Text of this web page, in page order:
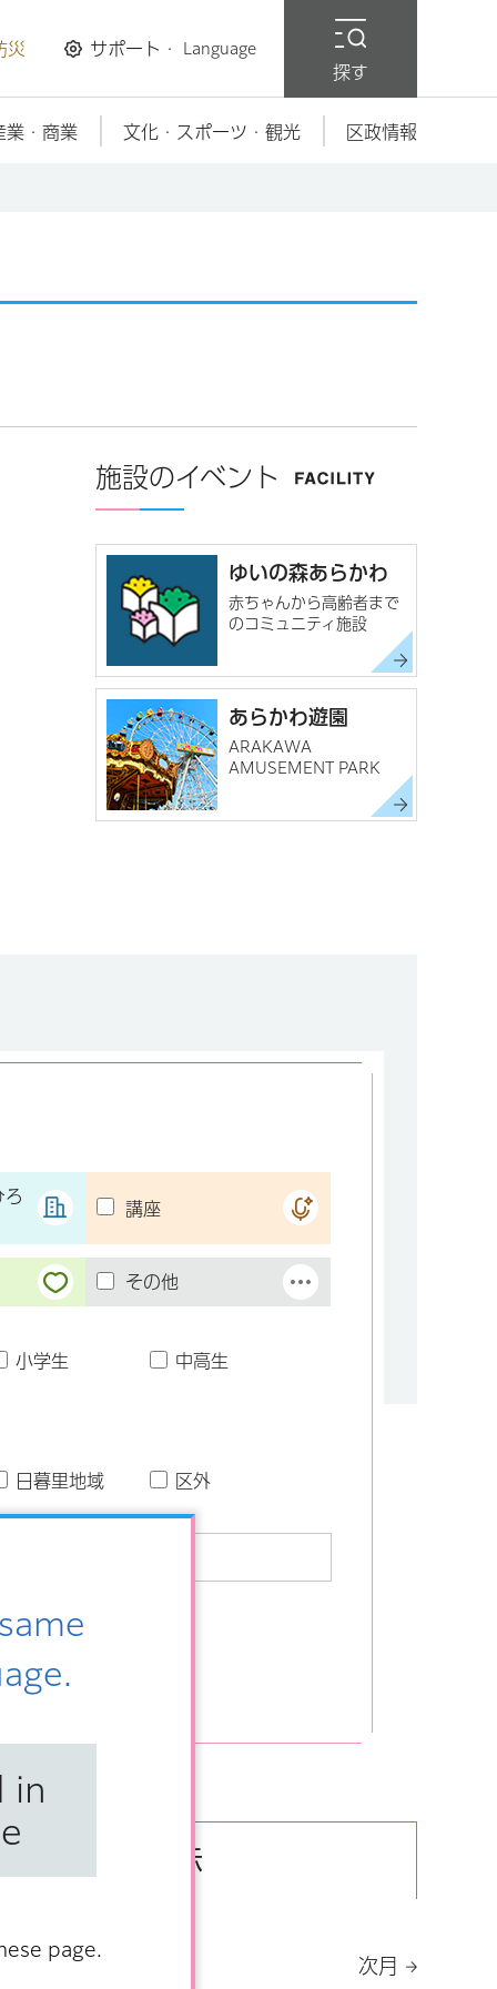
in
page.
災 サポート・ Language
探す
業・商業 文化・スポーツ・観光 区政情報
施設のイベント
ゆいの森あらかわ
赤ちゃんから高齢者まで
のコミュニティ施設
あらかわ遊園
ARAKAWA
AMUSEMENT PARK
ろ
講座
その他
小学生 中高生
日暮里地域 区外
カレンダー表示
択 次月